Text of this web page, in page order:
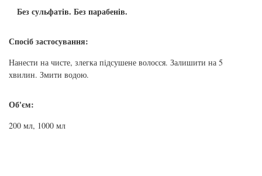
Без сульфатів. Без парабенів.
Спосіб застосування:
Нанести на чисте, злегка підсушене волосся. Залишити на 5
хвилин. Змити водою.
Об'єм:
200 мл, 1000 мл